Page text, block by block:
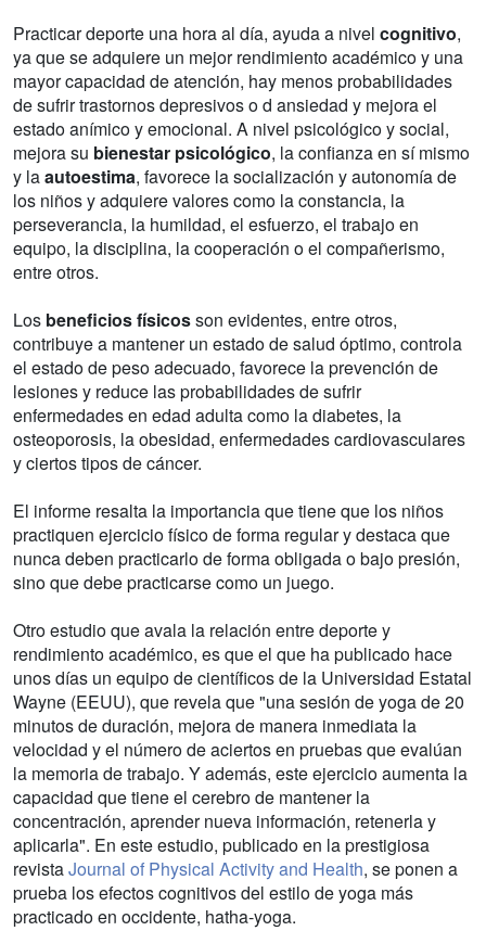
Practicar deporte una hora al día, ayuda a nivel cognitivo,
ya que se adquiere un mejor rendimiento académico y una
mayor capacidad de atención, hay menos probabilidades
de sufrir trastornos depresivos o d ansiedad y mejora el
estado anímico y emocional. A nivel psicológico y social,
mejora su bienestar psicológico, la confianza en sí mismo
y laautoestima, favorece la socialización y autonomía de
los niños y adquiere valores como la constancia, la
perseverancia, la humildad, el esfuerzo, el trabajo en
equipo, la disciplina, la cooperación o el compañerismo,
entre otros.
Los beneficios físicosson evidentes, entre otros,
contribuye a mantener un estado de salud óptimo, controla
el estado de peso adecuado, favorece la prevención de
lesiones y reduce las probabilidades de sufrir
enfermedades en edad adulta como la diabetes, la
osteoporosis, la obesidad, enfermedades cardiovasculares
y ciertos tipos de cáncer.
El informe resalta la importancia que tiene que los niños
practiquen ejercicio físico de forma regular y destaca que
nunca deben practicarlo de forma obligada o bajo presión,
sino que debe practicarse como un juego.
Otro estudio que avala la relación entre deporte y
rendimiento académico, es que el que ha publicado hace
unos días un equipo de científicos de la Universidad Estatal
Wayne (EEUU), que revela que "una sesión de yoga de 20
minutos de duración, mejora de manera inmediata la
velocidad y el número de aciertos en pruebas que evalúan
la memoria de trabajo. Y además, este ejercicio aumenta la
capacidad que tiene el cerebro de mantener la
concentración, aprender nueva información, retenerla y
aplicarla". En este estudio, publicado en la prestigiosa
revistaJournal of Physical Activity and Health, se ponen a
prueba los efectos cognitivos del estilo de yoga más
practicado en occidente, hatha-yoga.